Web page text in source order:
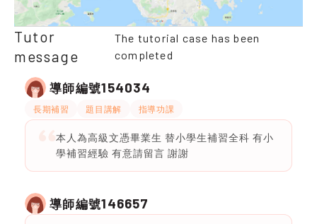
Tutor
message
The tutorial case has been
completed
導師編號154034
長期補習 題目講解 指導功課
本人為高級文憑畢業生 替小學生補習全科 有小
學補習經驗 有意請留言 謝謝
導師編號146657